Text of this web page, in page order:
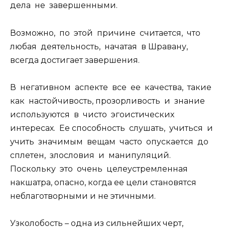
дела не завершенными.
Возможно, по этой причине считается, что
любая деятельность, начатая в Шравану,
всегда достигает завершения.
В негативном аспекте все ее качества, такие
как настойчивость, прозорливость и знание
используются в чисто эгоистических
интересах. Ее способность слушать, учиться и
учить значимым вещам часто опускается до
сплетен, злословия и манипуляций.
Поскольку это очень целеустремленная
накшатра, опасно, когда ее цели становятся
неблаготворными и не этичными.
Узколобость – одна из сильнейших черт,